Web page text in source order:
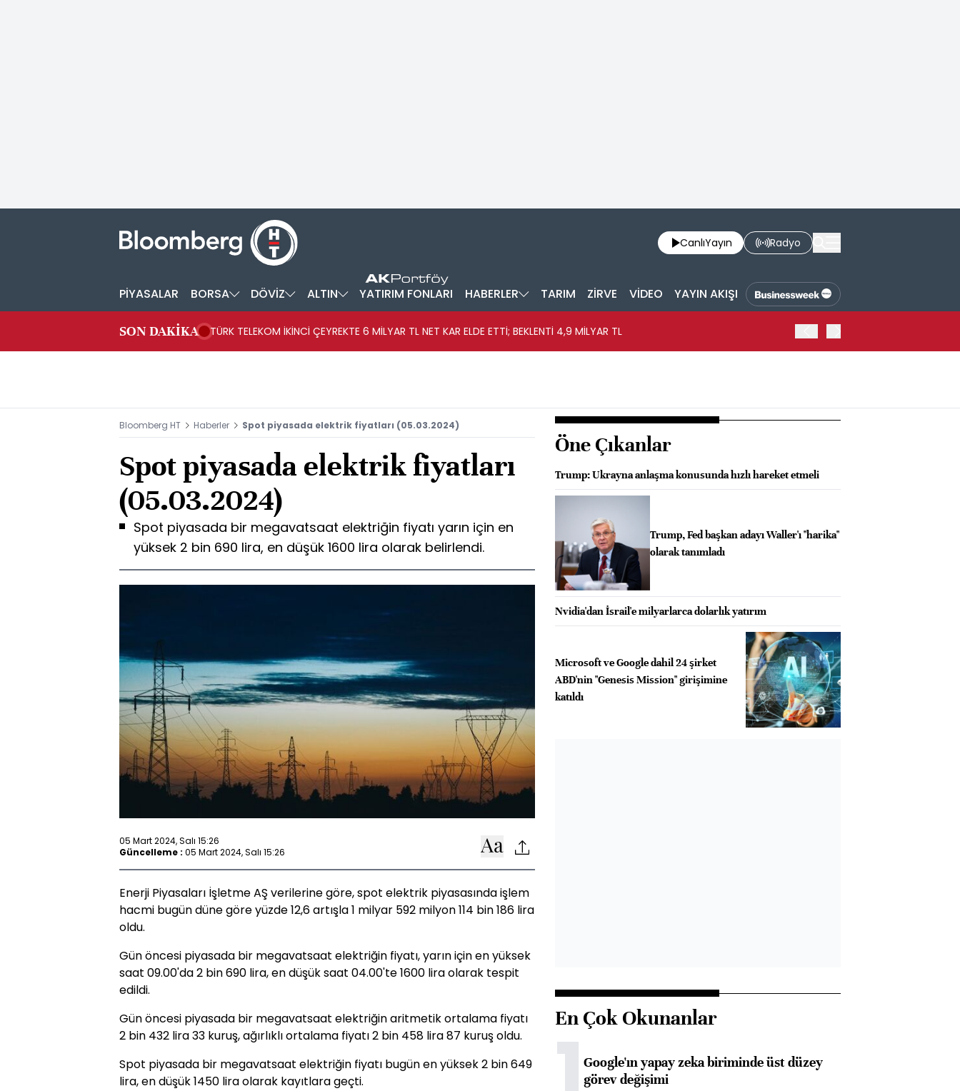
CanlıYayın Radyo
PİYASALAR BORSA DÖVİZ ALTIN YATIRIM FONLARI HABERLER TARIM ZİRVE VİDEO YAYIN AKIŞI
SON DAKİKA TÜRK TELEKOM İKİNCİ ÇEYREKTE 6 MİLYAR TL NET KAR ELDE ETTİ; BEKLENTİ 4,9 MİLYAR TL
Bloomberg HT Haberler Spot piyasada elektrik fiyatları (05.03.2024)
Spot piyasada elektrik fiyatları
(05.03.2024)
Spot piyasada bir megavatsaat elektriğin fiyatı yarın için en
yüksek 2 bin 690 lira, en düşük 1600 lira olarak belirlendi.
05 Mart 2024, Salı 15:26
Güncelleme : 05 Mart 2024, Salı 15:26
Enerji Piyasaları İşletme AŞ verilerine göre, spot elektrik piyasasında işlem
hacmi bugün düne göre yüzde 12,6 artışla 1 milyar 592 milyon 114 bin 186 lira
oldu.
Gün öncesi piyasada bir megavatsaat elektriğin fiyatı, yarın için en yüksek
saat 09.00'da 2 bin 690 lira, en düşük saat 04.00'te 1600 lira olarak tespit
edildi.
Gün öncesi piyasada bir megavatsaat elektriğin aritmetik ortalama fiyatı
2 bin 432 lira 33 kuruş, ağırlıklı ortalama fiyatı 2 bin 458 lira 87 kuruş oldu.
Spot piyasada bir megavatsaat elektriğin fiyatı bugün en yüksek 2 bin 649
lira, en düşük 1450 lira olarak kayıtlara geçti.
Öne Çıkanlar
Trump: Ukrayna anlaşma konusunda hızlı hareket etmeli
Trump, Fed başkan adayı Waller'ı "harika"
olarak tanımladı
Nvidia'dan İsrail'e milyarlarca dolarlık yatırım
Microsoft ve Google dahil 24 şirket
ABD'nin "Genesis Mission" girişimine
katıldı
En Çok Okunanlar
Google'ın yapay zeka biriminde üst düzey
görev değişimi